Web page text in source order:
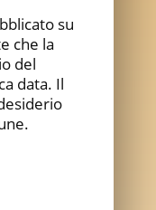
su
che la
del
data. Il